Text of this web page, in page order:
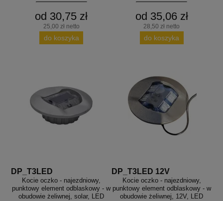
od 30,75 zł
25,00 zł netto
do koszyka
od 35,06 zł
28,50 zł netto
do koszyka
DP_T3LED
Kocie oczko - najezdniowy,
punktowy element odblaskowy - w
obudowie żeliwnej, solar, LED
DP_T3LED 12V
Kocie oczko - najezdniowy,
punktowy element odblaskowy - w
obudowie żeliwnej, 12V, LED